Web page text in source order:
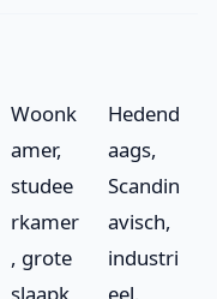
Woonk
amer,
studee
rkamer
, grote
slaapk
Hedend
aags,
Scandin
avisch,
industri
eel,